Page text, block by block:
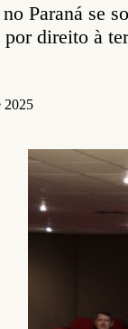
Paraná se
direito à
2025